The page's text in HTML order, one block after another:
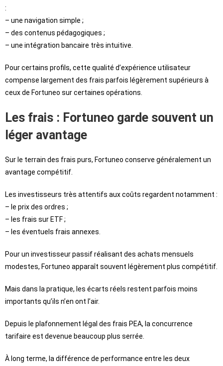
:
– une navigation simple ;
– des contenus pédagogiques ;
– une intégration bancaire très intuitive.
Pour certains profils, cette qualité d’expérience utilisateur
compense largement des frais parfois légèrement supérieurs à
ceux de Fortuneo sur certaines opérations.
Les frais : Fortuneo garde souvent un
léger avantage
Sur le terrain des frais purs, Fortuneo conserve généralement un
avantage compétitif.
Les investisseurs très attentifs aux coûts regardent notamment :
– le prix des ordres ;
– les frais sur ETF ;
– les éventuels frais annexes.
Pour un investisseur passif réalisant des achats mensuels
modestes, Fortuneo apparaît souvent légèrement plus compétitif.
Mais dans la pratique, les écarts réels restent parfois moins
importants qu’ils n’en ont l’air.
Depuis le plafonnement légal des frais PEA, la concurrence
tarifaire est devenue beaucoup plus serrée.
À long terme, la différence de performance entre les deux